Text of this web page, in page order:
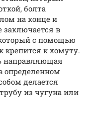
болта
на конце и
заключается в
с помощью
крепится к хомуту.
направляющая
определенном
делается
из чугуна или